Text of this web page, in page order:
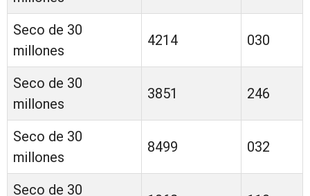
Seco de 30
millones
4214 030
Seco de 30
millones
3851 246
Seco de 30
millones
8499 032
Seco de 30